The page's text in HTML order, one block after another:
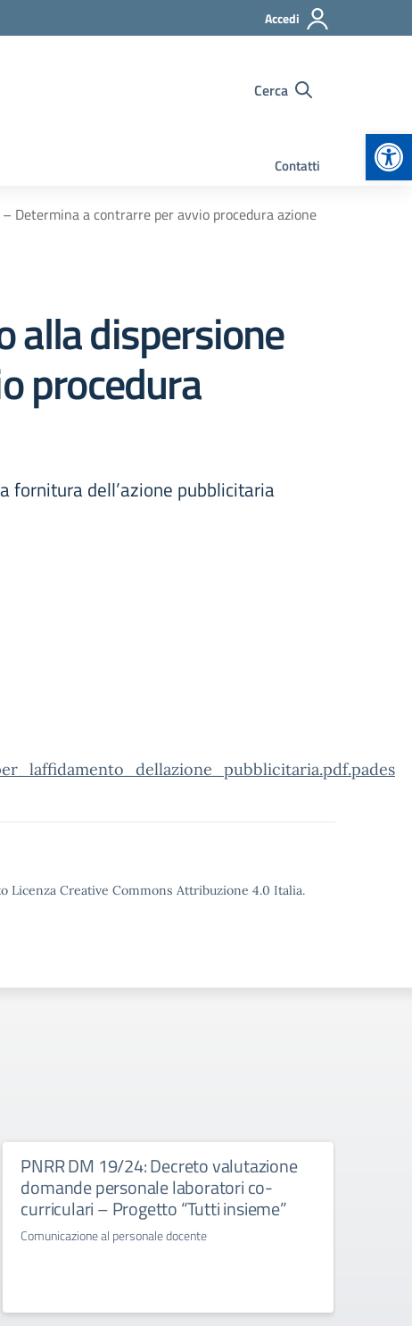
Accedi
Cerca
Contatti
Determina a contrarre per avvio procedura azione
alla dispersione
procedura
fornitura dell’azione pubblicitaria
Licenza Creative Commons Attribuzione 4.0 Italia.
PNRR DM 19/24: Decreto valutazione
domande personale laboratori co-
curriculari – Progetto “Tutti insieme”
Comunicazione al personale docente